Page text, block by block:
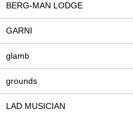
BERG-MAN LODGE
GARNI
glamb
grounds
LAD MUSICIAN